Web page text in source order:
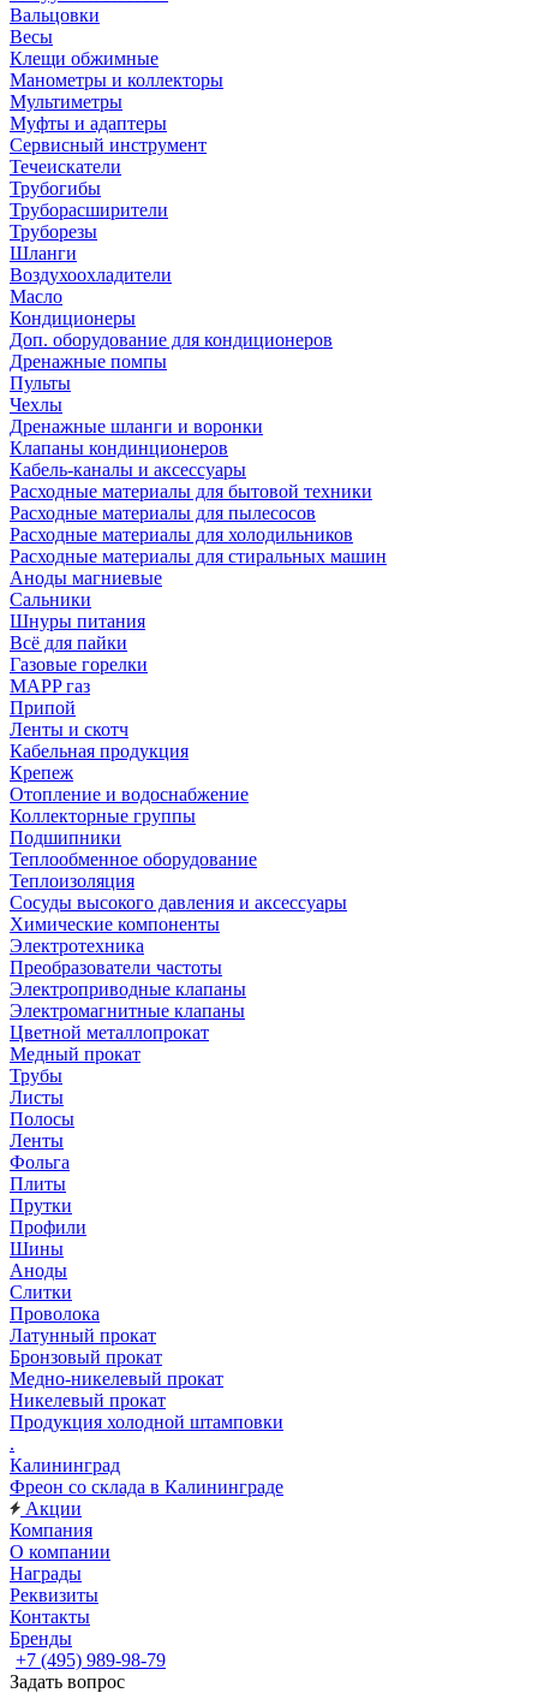
Вальцовки
Весы
Клещи обжимные
Манометры и коллекторы
Мультиметры
Муфты и адаптеры
Сервисный инструмент
Течеискатели
Трубогибы
Труборасширители
Труборезы
Шланги
Воздухоохладители
Масло
Кондиционеры
Доп. оборудование для кондиционеров
Дренажные помпы
Пульты
Чехлы
Дренажные шланги и воронки
Клапаны кондинционеров
Кабель-каналы и аксессуары
Расходные материалы для бытовой техники
Расходные материалы для пылесосов
Расходные материалы для холодильников
Расходные материалы для стиральных машин
Аноды магниевые
Сальники
Шнуры питания
Всё для пайки
Газовые горелки
MAPP газ
Припой
Ленты и скотч
Кабельная продукция
Крепеж
Отопление и водоснабжение
Коллекторные группы
Подшипники
Теплообменное оборудование
Теплоизоляция
Сосуды высокого давления и аксессуары
Химические компоненты
Электротехника
Преобразователи частоты
Электроприводные клапаны
Электромагнитные клапаны
Цветной металлопрокат
Медный прокат
Трубы
Листы
Полосы
Ленты
Фольга
Плиты
Прутки
Профили
Шины
Аноды
Слитки
Проволока
Латунный прокат
Бронзовый прокат
Медно-никелевый прокат
Никелевый прокат
Продукция холодной штамповки
.
Калининград
Фреон со склада в Калининграде
Акции
Компания
О компании
Награды
Реквизиты
Контакты
Бренды
+7 (495) 989-98-79
Задать вопрос